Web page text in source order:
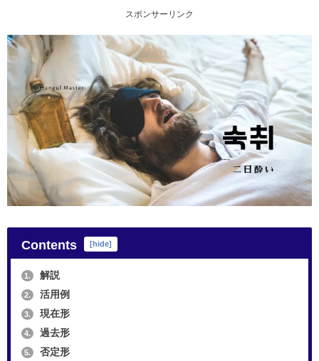
スポンサーリンク
Contents [hide]
1. 解説
2. 活用例
3. 現在形
4. 過去形
5. 否定形